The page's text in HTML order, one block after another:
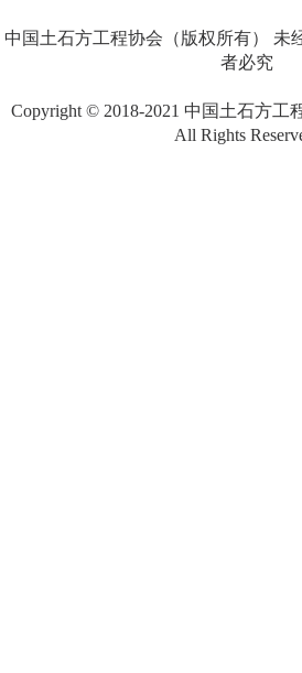
中国土石方工程协会（版权所有） 未
者必究
Copyright © 2018-2021 中国土石方工
All Rights